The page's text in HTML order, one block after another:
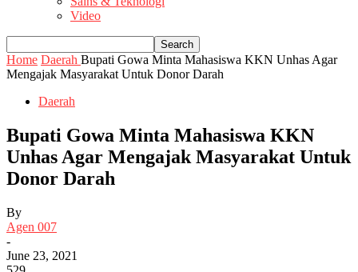
Video
Home Daerah Bupati Gowa Minta Mahasiswa KKN Unhas Agar
Mengajak Masyarakat Untuk Donor Darah
Daerah
Bupati Gowa Minta Mahasiswa KKN
Unhas Agar Mengajak Masyarakat Untuk
Donor Darah
By
Agen 007
-
June 23, 2021